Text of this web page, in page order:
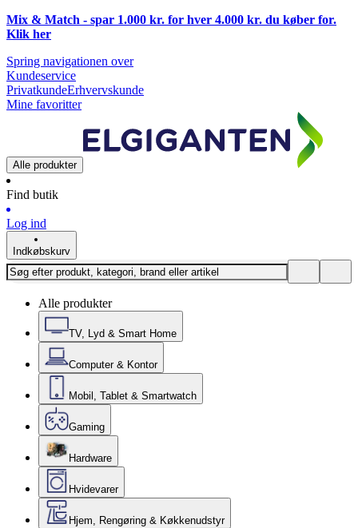
Mix & Match - spar 1.000 kr. for hver 4.000 kr. du køber for.
Klik her
Spring navigationen over
Kundeservice
PrivatkundeErhvervskunde
Mine favoritter
Alle produkter
Find butik
Log ind
Indkøbskurv
Alle produkter
TV, Lyd & Smart Home
Computer & Kontor
Mobil, Tablet & Smartwatch
Gaming
Hardware
Hvidevarer
Hjem, Rengøring & Køkkenudstyr